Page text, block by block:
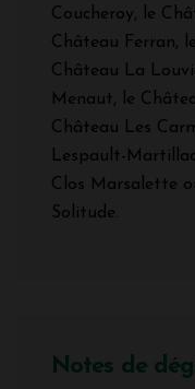
Coucheroy, le
Château Ferran,
Château La
Menaut, le
Château Les
Lespault-
Clos Marsalette
Solitude.
Notes de